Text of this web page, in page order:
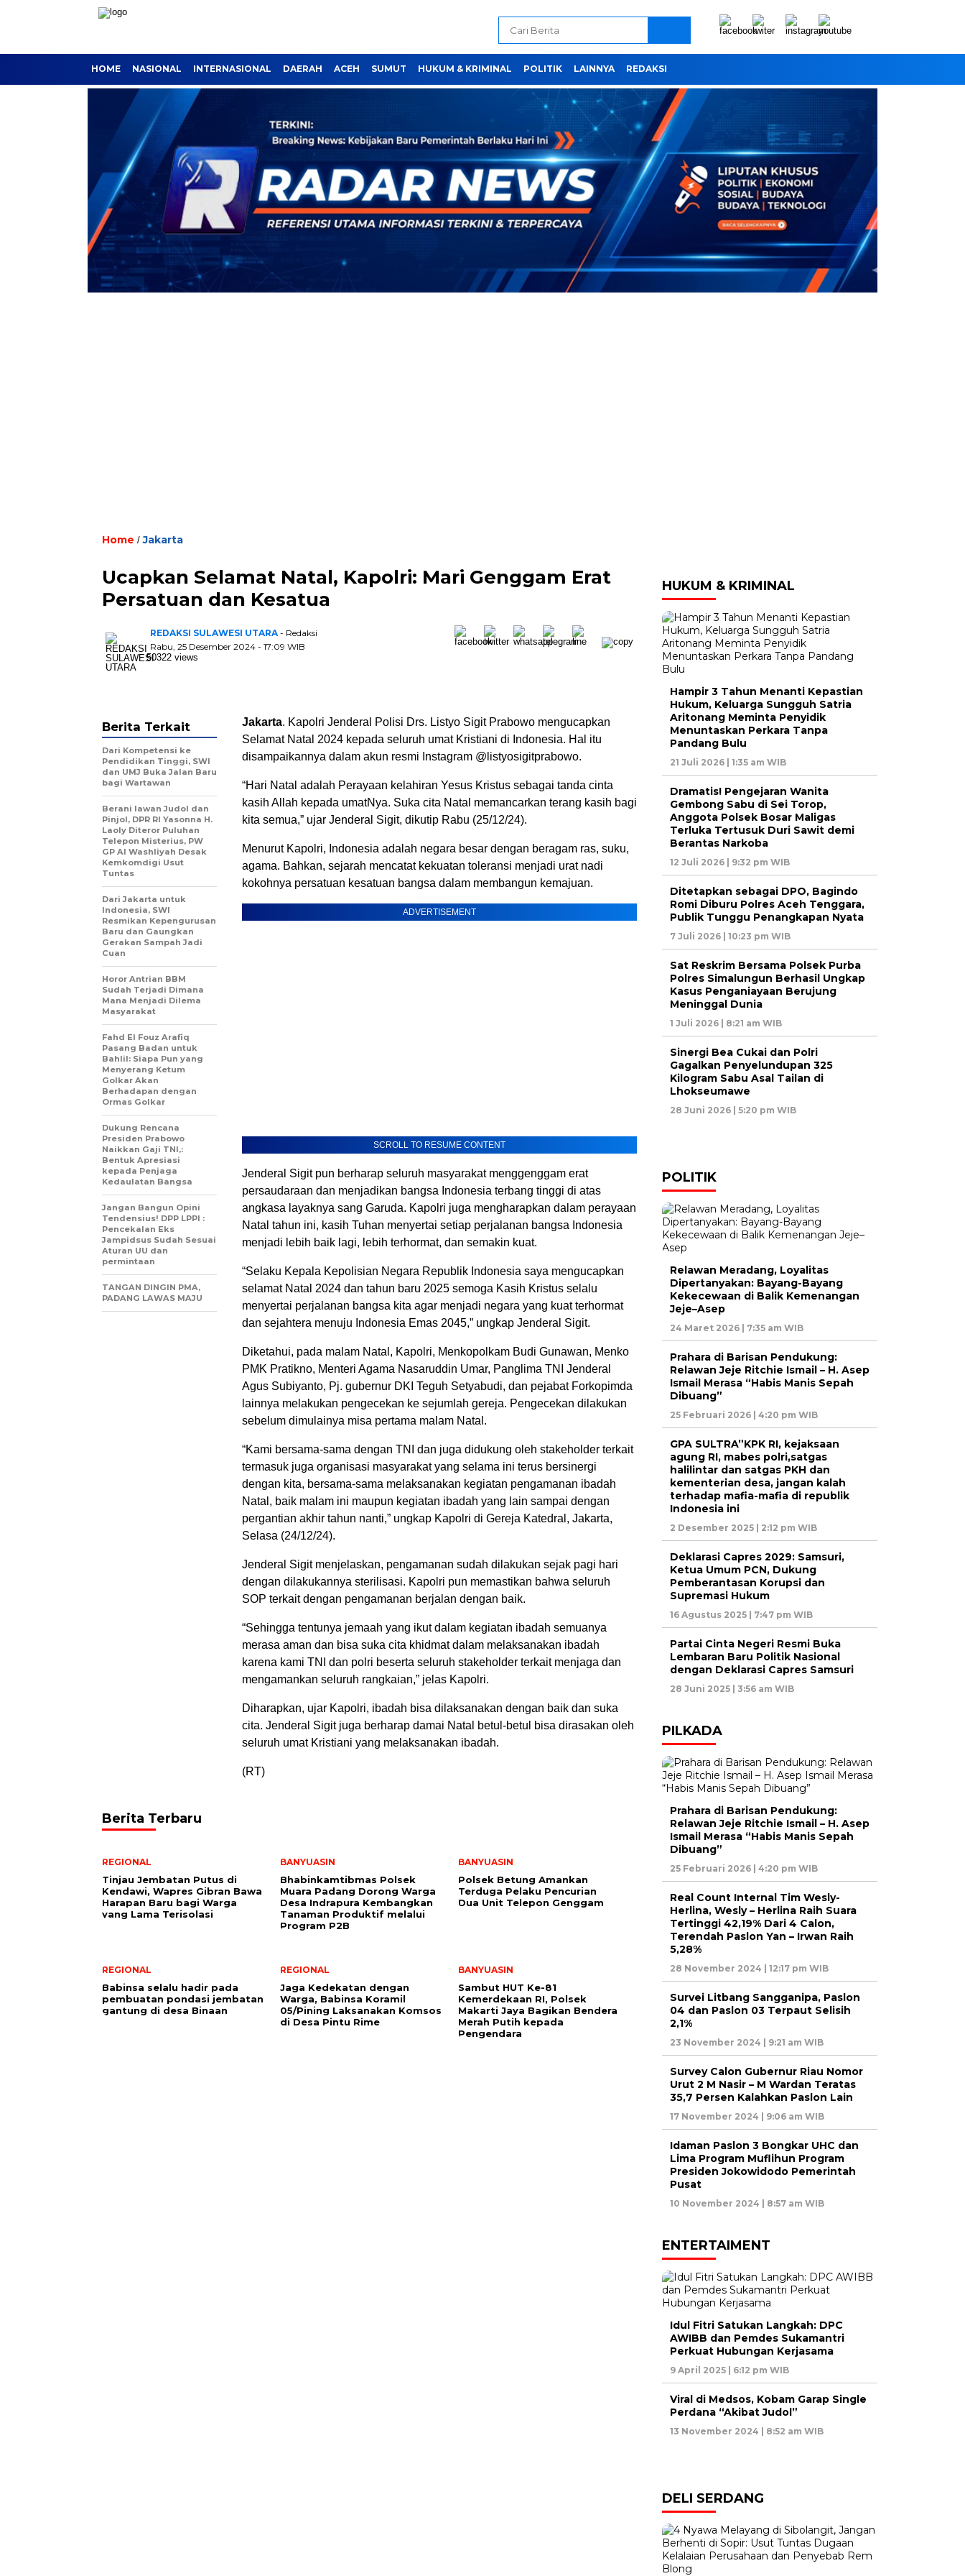
HOME NASIONAL INTERNASIONAL DAERAH ACEH SUMUT HUKUM & KRIMINAL POLITIK LAINNYA REDAKSI
Home /Jakarta
Ucapkan Selamat Natal, Kapolri: Mari Genggam Erat
Persatuan dan Kesatua
REDAKSI SULAWESI UTARA - Redaksi
Rabu, 25 Desember 2024 - 17:09 WIB
50322 views
Jakarta. Kapolri Jenderal Polisi Drs. Listyo Sigit Prabowo mengucapkan
Selamat Natal 2024 kepada seluruh umat Kristiani di Indonesia. Hal itu
disampaikannya dalam akun resmi Instagram @listyosigitprabowo.
“Hari Natal adalah Perayaan kelahiran Yesus Kristus sebagai tanda cinta
kasih Allah kepada umatNya. Suka cita Natal memancarkan terang kasih bagi
kita semua,” ujar Jenderal Sigit, dikutip Rabu (25/12/24).
Menurut Kapolri, Indonesia adalah negara besar dengan beragam ras, suku,
agama. Bahkan, sejarah mencatat kekuatan toleransi menjadi urat nadi
kokohnya persatuan kesatuan bangsa dalam membangun kemajuan.
ADVERTISEMENT
SCROLL TO RESUME CONTENT
Jenderal Sigit pun berharap seluruh masyarakat menggenggam erat
persaudaraan dan menjadikan bangsa Indonesia terbang tinggi di atas
angkasa layaknya sang Garuda. Kapolri juga mengharapkan dalam perayaan
Natal tahun ini, kasih Tuhan menyertai setiap perjalanan bangsa Indonesia
menjadi lebih baik lagi, lebih terhormat, dan semakin kuat.
“Selaku Kepala Kepolisian Negara Republik Indonesia saya mengucapkan
selamat Natal 2024 dan tahun baru 2025 semoga Kasih Kristus selalu
menyertai perjalanan bangsa kita agar menjadi negara yang kuat terhormat
dan sejahtera menuju Indonesia Emas 2045,” ungkap Jenderal Sigit.
Diketahui, pada malam Natal, Kapolri, Menkopolkam Budi Gunawan, Menko
PMK Pratikno, Menteri Agama Nasaruddin Umar, Panglima TNI Jenderal
Agus Subiyanto, Pj. gubernur DKI Teguh Setyabudi, dan pejabat Forkopimda
lainnya melakukan pengecekan ke sejumlah gereja. Pengecekan dilakukan
sebelum dimulainya misa pertama malam Natal.
“Kami bersama-sama dengan TNI dan juga didukung oleh stakeholder terkait
termasuk juga organisasi masyarakat yang selama ini terus bersinergi
dengan kita, bersama-sama melaksanakan kegiatan pengamanan ibadah
Natal, baik malam ini maupun kegiatan ibadah yang lain sampai dengan
pergantian akhir tahun nanti,” ungkap Kapolri di Gereja Katedral, Jakarta,
Selasa (24/12/24).
Jenderal Sigit menjelaskan, pengamanan sudah dilakukan sejak pagi hari
dengan dilakukannya sterilisasi. Kapolri pun memastikan bahwa seluruh
SOP terkait dengan pengamanan berjalan dengan baik.
“Sehingga tentunya jemaah yang ikut dalam kegiatan ibadah semuanya
merasa aman dan bisa suka cita khidmat dalam melaksanakan ibadah
karena kami TNI dan polri beserta seluruh stakeholder terkait menjaga dan
mengamankan seluruh rangkaian,” jelas Kapolri.
Diharapkan, ujar Kapolri, ibadah bisa dilaksanakan dengan baik dan suka
cita. Jenderal Sigit juga berharap damai Natal betul-betul bisa dirasakan oleh
seluruh umat Kristiani yang melaksanakan ibadah.
(RT)
Berita Terkait
Dari Kompetensi ke
Pendidikan Tinggi, SWI
dan UMJ Buka Jalan Baru
bagi Wartawan
Berani lawan Judol dan
Pinjol, DPR RI Yasonna H.
Laoly Diteror Puluhan
Telepon Misterius, PW
GP Al Washliyah Desak
Kemkomdigi Usut
Tuntas
Dari Jakarta untuk
Indonesia, SWI
Resmikan Kepengurusan
Baru dan Gaungkan
Gerakan Sampah Jadi
Cuan
Horor Antrian BBM
Sudah Terjadi Dimana
Mana Menjadi Dilema
Masyarakat
Fahd El Fouz Arafiq
Pasang Badan untuk
Bahlil: Siapa Pun yang
Menyerang Ketum
Golkar Akan
Berhadapan dengan
Ormas Golkar
Dukung Rencana
Presiden Prabowo
Naikkan Gaji TNI,:
Bentuk Apresiasi
kepada Penjaga
Kedaulatan Bangsa
Jangan Bangun Opini
Tendensius! DPP LPPI :
Pencekalan Eks
Jampidsus Sudah Sesuai
Aturan UU dan
permintaan
TANGAN DINGIN PMA,
PADANG LAWAS MAJU
Berita Terbaru
REGIONAL
Tinjau Jembatan Putus di
Kendawi, Wapres Gibran Bawa
Harapan Baru bagi Warga
yang Lama Terisolasi
BANYUASIN
Bhabinkamtibmas Polsek
Muara Padang Dorong Warga
Desa Indrapura Kembangkan
Tanaman Produktif melalui
Program P2B
BANYUASIN
Polsek Betung Amankan
Terduga Pelaku Pencurian
Dua Unit Telepon Genggam
REGIONAL
Babinsa selalu hadir pada
pembuatan pondasi jembatan
gantung di desa Binaan
REGIONAL
Jaga Kedekatan dengan
Warga, Babinsa Koramil
05/Pining Laksanakan Komsos
di Desa Pintu Rime
BANYUASIN
Sambut HUT Ke-81
Kemerdekaan RI, Polsek
Makarti Jaya Bagikan Bendera
Merah Putih kepada
Pengendara
HUKUM & KRIMINAL
Hampir 3 Tahun Menanti Kepastian
Hukum, Keluarga Sungguh Satria
Aritonang Meminta Penyidik
Menuntaskan Perkara Tanpa
Pandang Bulu
21 Juli 2026 | 1:35 am WIB
Dramatis! Pengejaran Wanita
Gembong Sabu di Sei Torop,
Anggota Polsek Bosar Maligas
Terluka Tertusuk Duri Sawit demi
Berantas Narkoba
12 Juli 2026 | 9:32 pm WIB
Ditetapkan sebagai DPO, Bagindo
Romi Diburu Polres Aceh Tenggara,
Publik Tunggu Penangkapan Nyata
7 Juli 2026 | 10:23 pm WIB
Sat Reskrim Bersama Polsek Purba
Polres Simalungun Berhasil Ungkap
Kasus Penganiayaan Berujung
Meninggal Dunia
1 Juli 2026 | 8:21 am WIB
Sinergi Bea Cukai dan Polri
Gagalkan Penyelundupan 325
Kilogram Sabu Asal Tailan di
Lhokseumawe
28 Juni 2026 | 5:20 pm WIB
POLITIK
Relawan Meradang, Loyalitas
Dipertanyakan: Bayang-Bayang
Kekecewaan di Balik Kemenangan
Jeje–Asep
24 Maret 2026 | 7:35 am WIB
Prahara di Barisan Pendukung:
Relawan Jeje Ritchie Ismail – H. Asep
Ismail Merasa “Habis Manis Sepah
Dibuang”
25 Februari 2026 | 4:20 pm WIB
GPA SULTRA”KPK RI, kejaksaan
agung RI, mabes polri,satgas
halilintar dan satgas PKH dan
kementerian desa, jangan kalah
terhadap mafia-mafia di republik
Indonesia ini
2 Desember 2025 | 2:12 pm WIB
Deklarasi Capres 2029: Samsuri,
Ketua Umum PCN, Dukung
Pemberantasan Korupsi dan
Supremasi Hukum
16 Agustus 2025 | 7:47 pm WIB
Partai Cinta Negeri Resmi Buka
Lembaran Baru Politik Nasional
dengan Deklarasi Capres Samsuri
28 Juni 2025 | 3:56 am WIB
PILKADA
Prahara di Barisan Pendukung:
Relawan Jeje Ritchie Ismail – H. Asep
Ismail Merasa “Habis Manis Sepah
Dibuang”
25 Februari 2026 | 4:20 pm WIB
Real Count Internal Tim Wesly-
Herlina, Wesly – Herlina Raih Suara
Tertinggi 42,19% Dari 4 Calon,
Terendah Paslon Yan – Irwan Raih
5,28%
28 November 2024 | 12:17 pm WIB
Survei Litbang Sangganipa, Paslon
04 dan Paslon 03 Terpaut Selisih
2,1%
23 November 2024 | 9:21 am WIB
Survey Calon Gubernur Riau Nomor
Urut 2 M Nasir – M Wardan Teratas
35,7 Persen Kalahkan Paslon Lain
17 November 2024 | 9:06 am WIB
Idaman Paslon 3 Bongkar UHC dan
Lima Program Muflihun Program
Presiden Jokowidodo Pemerintah
Pusat
10 November 2024 | 8:57 am WIB
ENTERTAIMENT
Idul Fitri Satukan Langkah: DPC
AWIBB dan Pemdes Sukamantri
Perkuat Hubungan Kerjasama
9 April 2025 | 6:12 pm WIB
Viral di Medsos, Kobam Garap Single
Perdana “Akibat Judol”
13 November 2024 | 8:52 am WIB
DELI SERDANG